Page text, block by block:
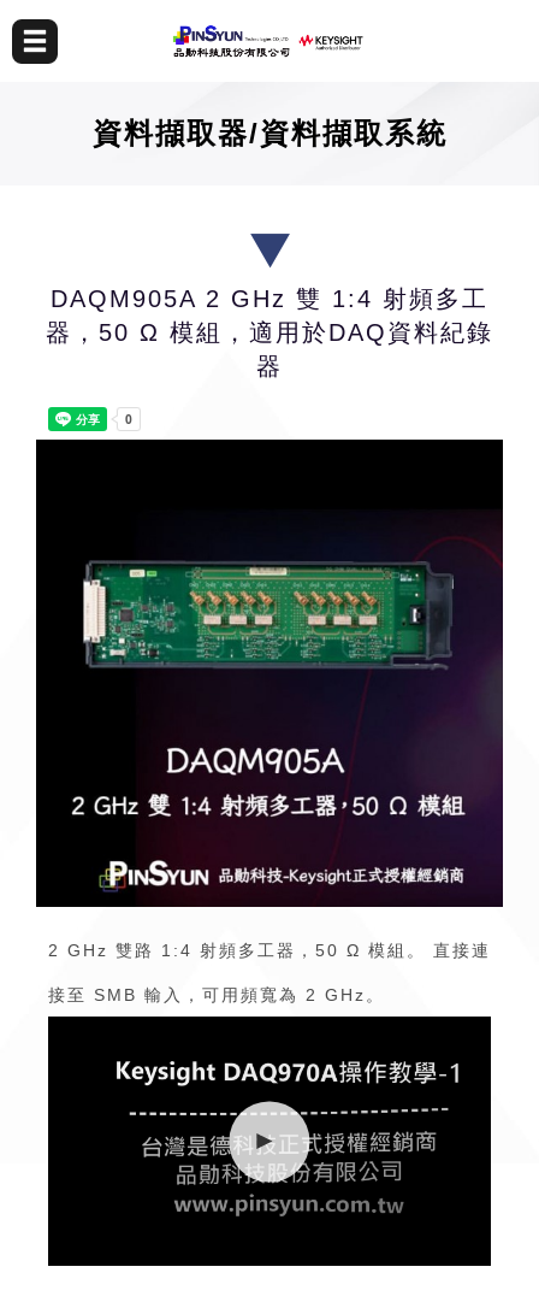
資料擷取器/資料擷取系統
DAQM905A 2 GHz 雙 1:4 射頻多工
器，50 Ω 模組，適用於DAQ資料紀錄
器
2 GHz 雙路 1:4 射頻多工器，50 Ω 模組。 直接連
接至 SMB 輸入，可用頻寬為 2 GHz。